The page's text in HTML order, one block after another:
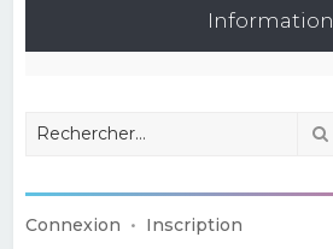
Information
Connexion • Inscription